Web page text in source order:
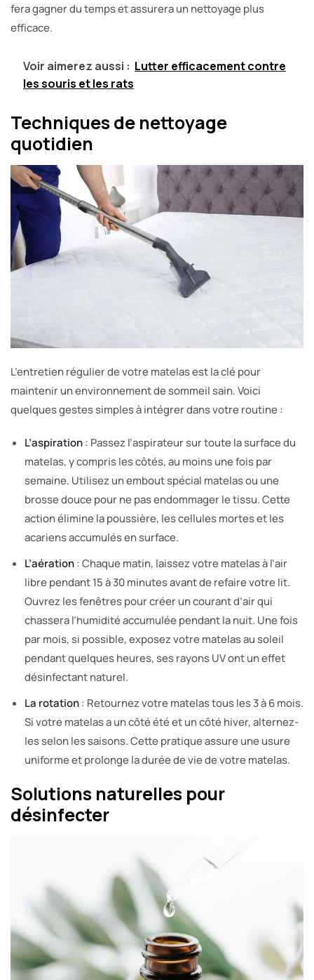
fera gagner du temps et assurera un nettoyage plus
efficace.
Voir aimerez aussi : Lutter efficacement contre
les souris et les rats
Techniques de nettoyage
quotidien
L’entretien régulier de votre matelas est la clé pour
maintenir un environnement de sommeil sain. Voici
quelques gestes simples à intégrer dans votre routine :
L’aspiration: Passez l’aspirateur sur toute la surface du
matelas, y compris les côtés, au moins une fois par
semaine. Utilisez un embout spécial matelas ou une
brosse douce pour ne pas endommager le tissu. Cette
action élimine la poussière, les cellules mortes et les
acariens accumulés en surface.
L’aération: Chaque matin, laissez votre matelas à l’air
libre pendant 15 à 30 minutes avant de refaire votre lit.
Ouvrez les fenêtres pour créer un courant d’air qui
chassera l’humidité accumulée pendant la nuit. Une fois
par mois, si possible, exposez votre matelas au soleil
pendant quelques heures, ses rayons UV ont un effet
désinfectant naturel.
La rotation: Retournez votre matelas tous les 3 à 6 mois.
Si votre matelas a un côté été et un côté hiver, alternez-
les selon les saisons. Cette pratique assure une usure
uniforme et prolonge la durée de vie de votre matelas.
Solutions naturelles pour
désinfecter